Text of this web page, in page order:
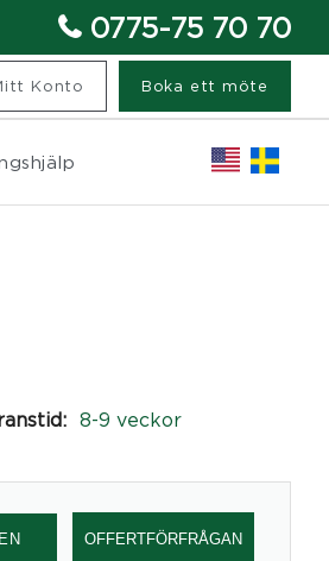
0775-75 70 70
Konto Boka ett möte
8-9 veckor
OFFERTFÖRFRÅGAN